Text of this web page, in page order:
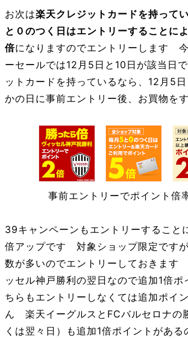
お次は楽天クレジットカードを持って
と０のつく日はエントリーすることに
倍になりますのでエントリーします
ーセールでは12月5日と10日が該当日
ットカードを持っているなら、12月5
かの日に事前エントリー後、お買物を
事前エントリーでポイント倍
39キャンペーンもエントリーすること
倍アップです 対象ショップ限定です
数が多いのでエントリーしておきます
ッセル神戸勝利の翌日なので追加1倍
ちらもエントリーしなくては追加ポイ
ん 楽天イーグルスとFCバルセロナの
くは翌々日）も追加1倍ポイントがあ